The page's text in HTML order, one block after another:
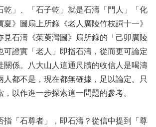
乾」、「石子乾」就是石濤「門人」「化
》圖扇上所錄《老人廣陵竹枝詞十一》
見石濤《茱萸灣圖》扇所錄的「己卯廣陵
可證實「老人」即指石濤，從而更可論定
關係。八大山人這通尺牘的收信人是喝濤
人都不是，現在都無確據，足以論定。只
以作進一步探索這一問題的參考。
「石尊者」，即石濤？從信中提到「尊